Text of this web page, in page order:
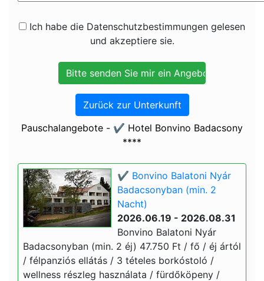
Ich habe die Datenschutzbestimmungen gelesen
und akzeptiere sie.
Zurück zur Unterkunft
Pauschalangebote - ✔️ Hotel Bonvino Badacsony
****
✔️ Bonvino Balatoni Nyár
Badacsonyban (min. 2
Nacht)
2026.06.19 - 2026.08.31
Bonvino Balatoni Nyár
Badacsonyban (min. 2 éj) 47.750 Ft / fő / éj ártól
/ félpanziós ellátás / 3 tételes borkóstoló /
wellness részleg használata / fürdőköpeny /